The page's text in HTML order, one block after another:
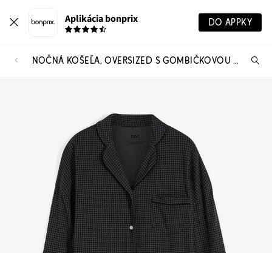
Aplikácia bonprix DO APPKY
NOČNÁ KOŠEĽA, OVERSIZED S GOMBIČKOVOU LÉGOU